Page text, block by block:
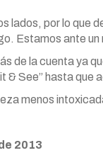
lados, por lo que
Estamos ante
de la cuenta ya
& See” hasta que
menos
2013